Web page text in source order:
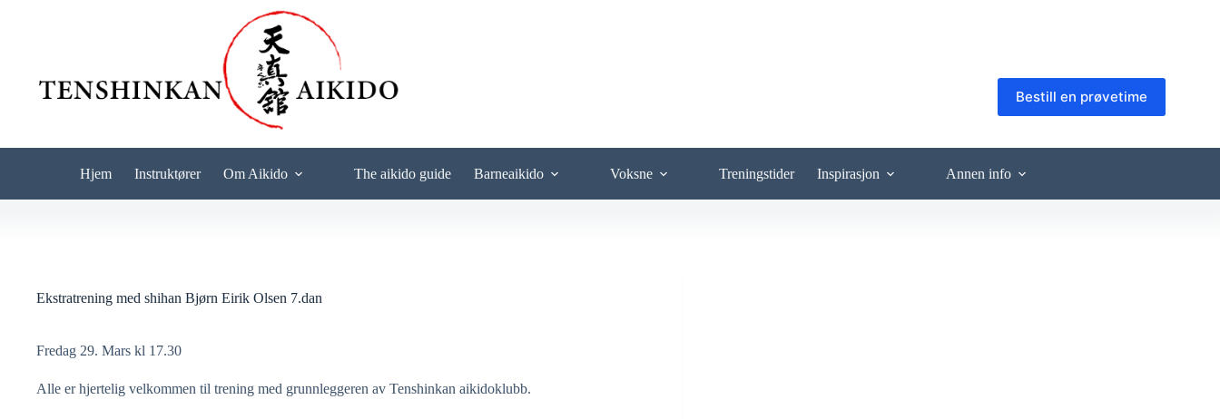
Bestill en prøvetime
Hjem Instruktører Om Aikido The aikido guide Barneaikido Voksne Treningstider Inspirasjon Annen info
Ekstratrening med shihan Bjørn Eirik Olsen 7.dan
Fredag 29. Mars kl 17.30
Alle er hjertelig velkommen til trening med grunnleggeren av Tenshinkan aikidoklubb.